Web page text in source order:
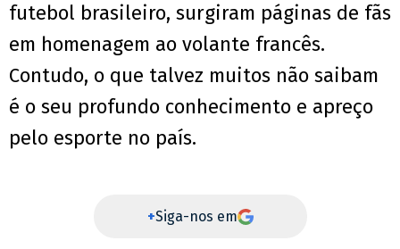
futebol brasileiro, surgiram páginas de fãs
em homenagem ao volante francês.
Contudo, o que talvez muitos não saibam
é o seu profundo conhecimento e apreço
pelo esporte no país.
+Siga-nos em